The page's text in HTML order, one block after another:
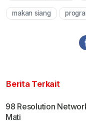
makan siang
Berita Terkait
98 Resolution
Mati